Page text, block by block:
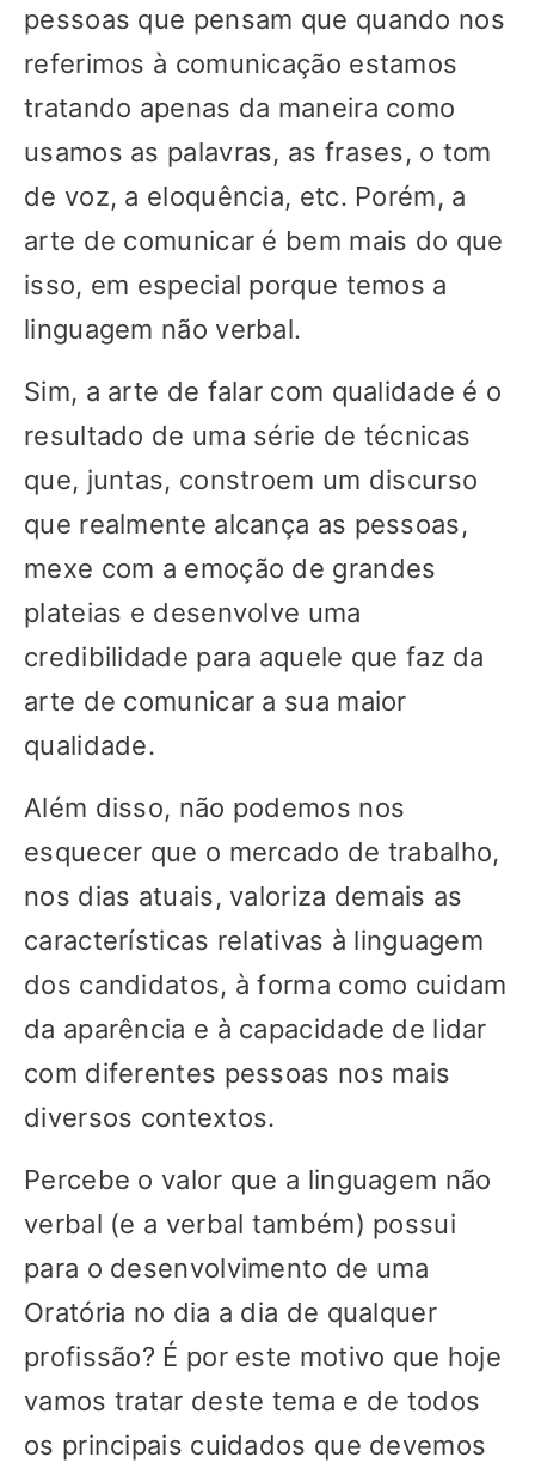
pessoas que pensam que quando nos
referimos à comunicação estamos
tratando apenas da maneira como
usamos as palavras, as frases, o tom
de voz, a eloquência, etc. Porém, a
arte de comunicar é bem mais do que
isso, em especial porque temos a
linguagem não verbal.
Sim, a arte de falar com qualidade é o
resultado de uma série de técnicas
que, juntas, constroem um discurso
que realmente alcança as pessoas,
mexe com a emoção de grandes
plateias e desenvolve uma
credibilidade para aquele que faz da
arte de comunicar a sua maior
qualidade.
Além disso, não podemos nos
esquecer que o mercado de trabalho,
nos dias atuais, valoriza demais as
características relativas à linguagem
dos candidatos, à forma como cuidam
da aparência e à capacidade de lidar
com diferentes pessoas nos mais
diversos contextos.
Percebe o valor que a linguagem não
verbal (e a verbal também) possui
para o desenvolvimento de uma
Oratória no dia a dia de qualquer
profissão? É por este motivo que hoje
vamos tratar deste tema e de todos
os principais cuidados que devemos